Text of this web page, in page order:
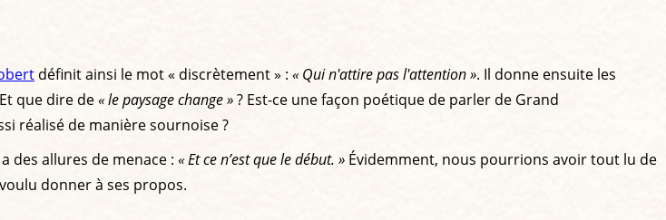
définit ainsi le mot « discrètement » : « Qui n'attire pas l'attention ». Il donne ensuite les
que dire de« le paysage change »? Est-ce une façon poétique de parler de Grand
réalisé de manière sournoise ?
des allures de menace : « Et ce n’est que le début. » Évidemment, nous pourrions avoir tout lu de
donner à ses propos.